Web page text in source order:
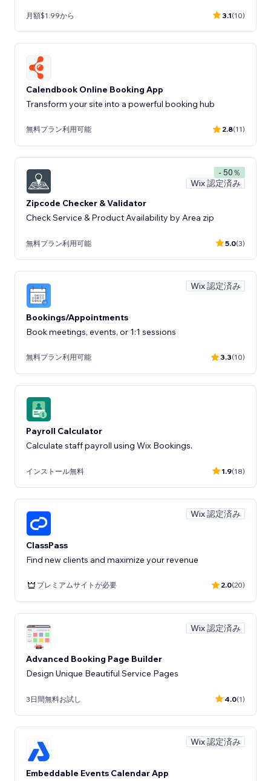
月額$1.99から 3.1(10)
Calendbook Online Booking App
Transform your site into a powerful booking hub
無料プラン利用可能 2.8(11)
- 50％
Wix 認定済み
Zipcode Checker & Validator
Check Service & Product Availability by Area zip
無料プラン利用可能 5.0(3)
Wix 認定済み
Bookings/Appointments
Book meetings, events, or 1:1 sessions
無料プラン利用可能 3.3(10)
Payroll Calculator
Calculate staff payroll using Wix Bookings.
インストール無料 1.9(18)
Wix 認定済み
ClassPass
Find new clients and maximize your revenue
プレミアムサイトが必要 2.0(20)
Wix 認定済み
Advanced Booking Page Builder
Design Unique Beautiful Service Pages
3日間無料お試し 4.0(1)
Wix 認定済み
Embeddable Events Calendar App